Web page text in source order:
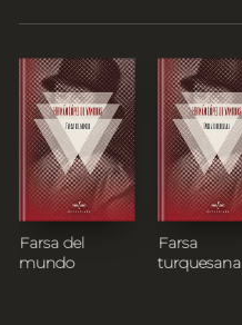
Farsa del
mundo
Farsa
turquesana